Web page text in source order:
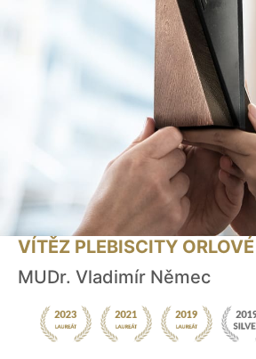
VÍTĚZ PLEBISCITY ORLOVÉ
MUDr. Vladimír Němec